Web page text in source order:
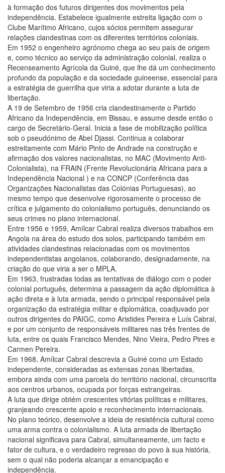
à formação dos futuros dirigentes dos movimentos pela
independência. Estabelece igualmente estreita ligação com o
Clube Marítimo Africano, cujos sócios permitem assegurar
relações clandestinas com os diferentes territórios coloniais.
Em 1952 o engenheiro agrónomo chega ao seu país de origem
e, como técnico ao serviço da administração colonial, realiza o
Recenseamento Agrícola da Guiné, que lhe dá um conhecimento
profundo da população e da sociedade guineense, essencial para
a estratégia de guerrilha que viria a adotar durante a luta de
libertação.
A 19 de Setembro de 1956 cria clandestinamente o Partido
Africano da Independência, em Bissau, e assume desde então o
cargo de Secretário-Geral. Inicia a fase de mobilização política
sob o pseudónimo de Abel Djassi. Continua a colaborar
estreitamente com Mário Pinto de Andrade na construção e
afirmação dos valores nacionalistas, no MAC (Movimento Anti-
Colonialista), na FRAIN (Frente Revolucionária Africana para a
Independência Nacional ) e na CONCP (Conferência das
Organizações Nacionalistas das Colónias Portuguesas), ao
mesmo tempo que desenvolve rigorosamente o processo de
crítica e julgamento do colonialismo português, denunciando os
seus crimes no plano internacional.
Entre 1956 e 1959, Amílcar Cabral realiza diversos trabalhos em
Angola na área do estudo dos solos, participando também em
atividades clandestinas relacionadas com os movimentos
independentistas angolanos, colaborando, designadamente, na
criação do que viria a ser o MPLA.
Em 1963, frustradas todas as tentativas de diálogo com o poder
colonial português, determina a passagem da ação diplomática à
ação direta e à luta armada, sendo o principal responsável pela
organização da estratégia militar e diplomática, coadjuvado por
outros dirigentes do PAIGC, como Aristides Pereira e Luís Cabral,
e por um conjunto de responsáveis militares nas três frentes de
luta, entre os quais Francisco Mendes, Nino Vieira, Pedro Pires e
Carmen Pereira.
Em 1968, Amílcar Cabral descrevia a Guiné como um Estado
independente, consideradas as extensas zonas libertadas,
embora ainda com uma parcela do território nacional, circunscrita
aos centros urbanos, ocupada por forças estrangeiras.
A luta que dirige obtém crescentes vitórias políticas e militares,
granjeando crescente apoio e reconhecimento internacionais.
No plano teórico, desenvolve a ideia de resistência cultural como
uma arma contra o colonialismo. A luta armada de libertação
nacional significava para Cabral, simultaneamente, um facto e
fator de cultura, e o verdadeiro regresso do povo à sua história,
sem o qual não poderia alcançar a emancipação e
independência.